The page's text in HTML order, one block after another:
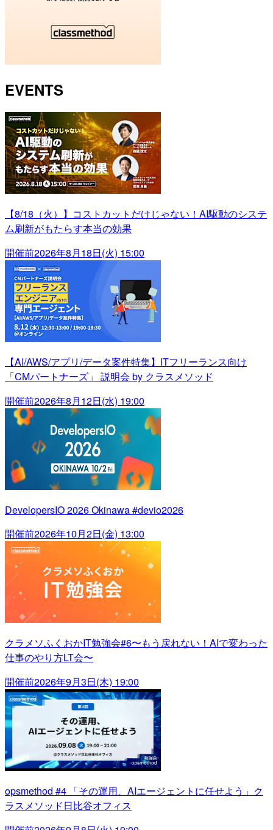
EVENTS
【8/18（火）】コストカットだけじゃない！AI駆動のシステ
ム刷新がもたらす本当の効果
開催前2026年8月18日(火) 15:00
【AI/AWS/アプリ/データ案件特集】ITフリーランス向け
「CMパートナーズ」 説明会 by クラスメソッド
開催前2026年8月12日(水) 19:00
DevelopersIO 2026 Okinawa #devio2026
開催前2026年10月2日(金) 13:00
クラメソふくおかIT勉強会#6〜もう戻れない！AIで変わった
仕事のやり方LT会〜
開催前2026年9月3日(木) 19:00
opsmethod #4 「その運用、AIエージェントに任せよう」ク
ラスメソッド日比谷オフィス